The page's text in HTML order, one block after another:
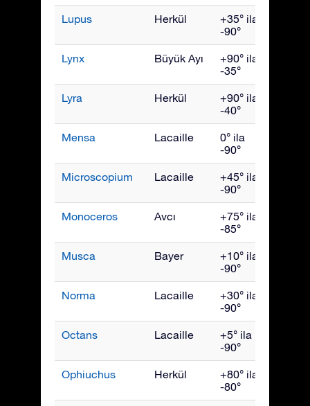
Lupus Herkül
+35° ila
-90°
Lynx Büyük Ayı
+90° ila
-35°
Lyra Herkül
+90° ila
-40°
Mensa Lacaille
0° ila
-90°
Microscopium Lacaille
+45° ila
-90°
Monoceros Avcı
+75° ila
-85°
Musca Bayer
+10° ila
-90°
Norma Lacaille
+30° ila
-90°
Octans Lacaille
+5° ila
-90°
Ophiuchus Herkül
+80° ila
-80°